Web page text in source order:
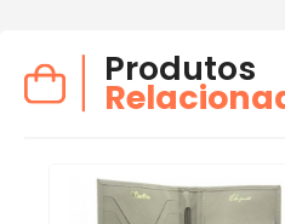
Produtos